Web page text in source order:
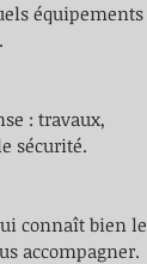
équipements
: travaux,
sécurité.
connaît bien le
accompagner.